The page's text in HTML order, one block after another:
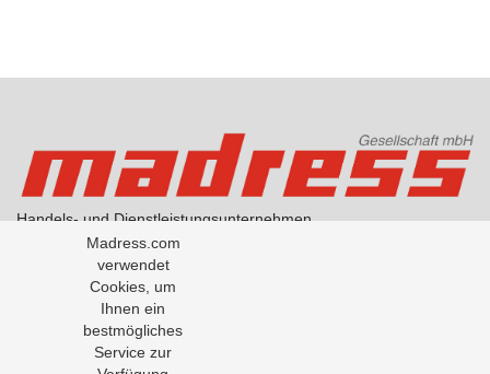
Handels- und Dienstleistungsunternehmen
AGB Handel
AGB Übersetzungen
Datenschutzerklärung
Über Madress
Office: +43-1-5334791-0
Madress.com
verwendet
Cookies, um
Ihnen ein
bestmögliches
Service zur